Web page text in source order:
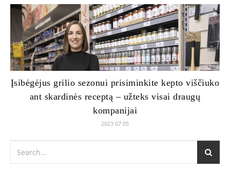
Įsibėgėjus grilio sezonui prisiminkite kepto viščiuko
ant skardinės receptą – užteks visai draugų
kompanijai
2023 07 05